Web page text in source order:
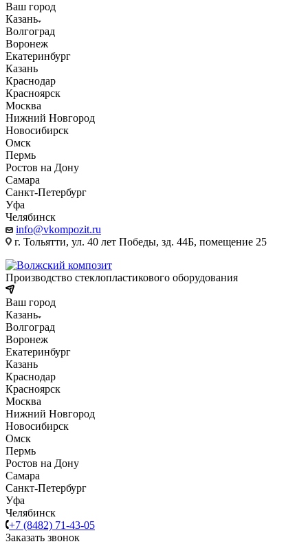
Ваш город
Казань
Волгоград
Воронеж
Екатеринбург
Казань
Краснодар
Красноярск
Москва
Нижний Новгород
Новосибирск
Омск
Пермь
Ростов на Дону
Самара
Санкт-Петербург
Уфа
Челябинск
info@vkompozit.ru
г. Тольятти, ул. 40 лет Победы, зд. 44Б, помещение 25
Производство стеклопластикового оборудования
Ваш город
Казань
Волгоград
Воронеж
Екатеринбург
Казань
Краснодар
Красноярск
Москва
Нижний Новгород
Новосибирск
Омск
Пермь
Ростов на Дону
Самара
Санкт-Петербург
Уфа
Челябинск
+7 (8482) 71-43-05
Заказать звонок